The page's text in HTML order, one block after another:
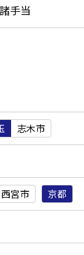
手当
志木市
西宮市 京都